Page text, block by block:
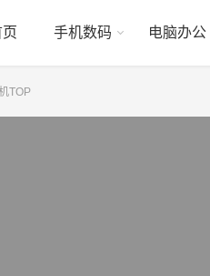
手机数码 电脑办公
TOP